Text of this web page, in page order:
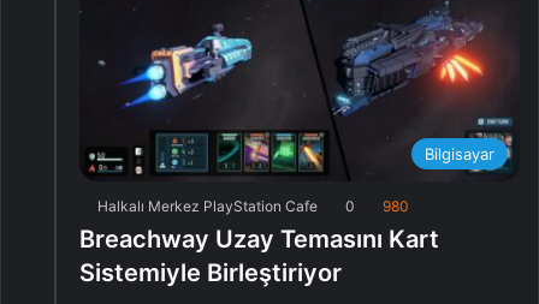
Bilgisayar
Halkalı Merkez PlayStation Cafe 0 980
Breachway Uzay Temasını Kart
Sistemiyle Birleştiriyor